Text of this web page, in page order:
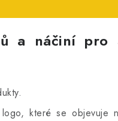
a náčiní pro
které se objevuje